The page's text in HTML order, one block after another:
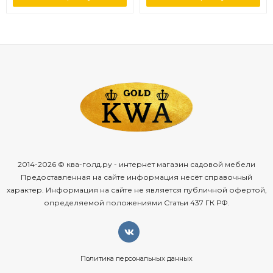
2014-2026 © ква-голд.ру - интернет магазин садовой мебели
Предоставленная на сайте информация несёт справочный
характер. Информация на сайте не является публичной офертой,
определяемой положениями Статьи 437 ГК РФ.
Политика персональных данных